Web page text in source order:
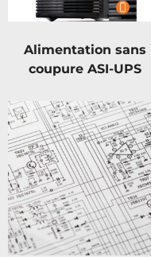
Alimentation sans
coupure ASI-UPS